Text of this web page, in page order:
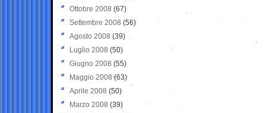
Ottobre 2008 (67)
Settembre 2008 (56)
Agosto 2008 (39)
Luglio 2008 (50)
Giugno 2008 (55)
Maggio 2008(63)
Aprile 2008 (50)
Marzo 2008 (39)